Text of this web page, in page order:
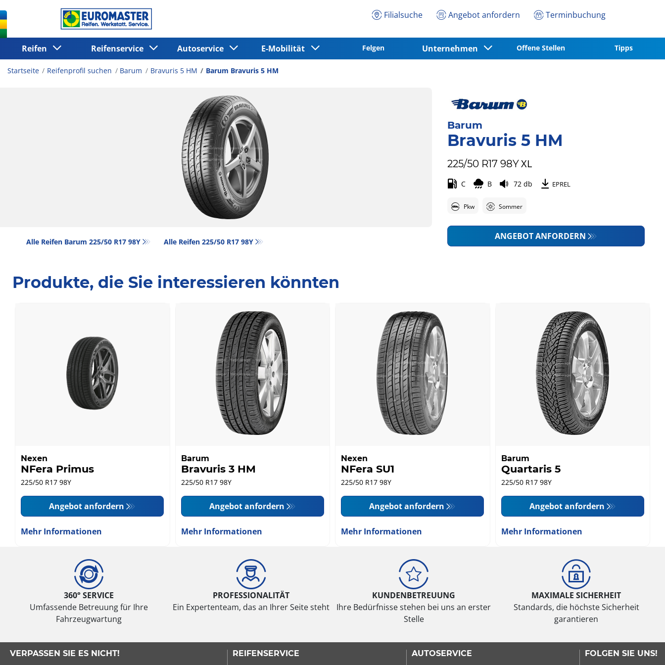
Filialsuche Angebot anfordern Terminbuchung
Reifen Reifenservice Autoservice E-Mobilität Felgen Unternehmen Offene Stellen Tipps
Startseite Reifenprofil suchen Barum Bravuris 5 HM Barum Bravuris 5 HM
Alle Reifen Barum 225/50 R17 98Y Alle Reifen‎ 225/50 R17 98Y
Barum
Bravuris 5 HM
225/50 R17 98YXL
C B 72 db EPREL
Pkw Sommer
ANGEBOT ANFORDERN
Produkte, die Sie interessieren könnten
Nexen
NFera Primus
225/50 R17 98Y
Angebot anfordern
Mehr Informationen
Barum
Bravuris 3 HM
225/50 R17 98Y
Angebot anfordern
Mehr Informationen
Nexen
NFera SU1
225/50 R17 98Y
Angebot anfordern
Mehr Informationen
Barum
Quartaris 5
225/50 R17 98Y
Angebot anfordern
Mehr Informationen
360° SERVICE
Umfassende Betreuung für Ihre
Fahrzeugwartung
PROFESSIONALITÄT
Ein Expertenteam, das an Ihrer Seite steht
KUNDENBETREUUNG
Ihre Bedürfnisse stehen bei uns an erster
Stelle
MAXIMALE SICHERHEIT
Standards, die höchste Sicherheit
garantieren
VERPASSEN SIE ES NICHT!
REIFENSERVICE
AUTOSERVICE
FOLGEN SIE UNS!